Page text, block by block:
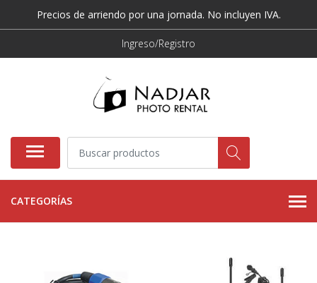
Precios de arriendo por una jornada. No incluyen IVA.
Ingreso/Registro
CATEGORÍAS